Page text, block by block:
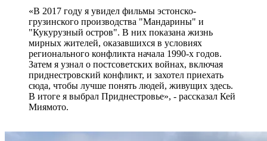
«В 2017 году я увидел фильмы эстонско-
грузинского производства "Мандарины" и
"Кукурузный остров". В них показана жизнь
мирных жителей, оказавшихся в условиях
регионального конфликта начала 1990-х годов.
Затем я узнал о постсоветских войнах, включая
приднестровский конфликт, и захотел приехать
сюда, чтобы лучше понять людей, живущих здесь.
В итоге я выбрал Приднестровье», - рассказал Кей
Миямото.